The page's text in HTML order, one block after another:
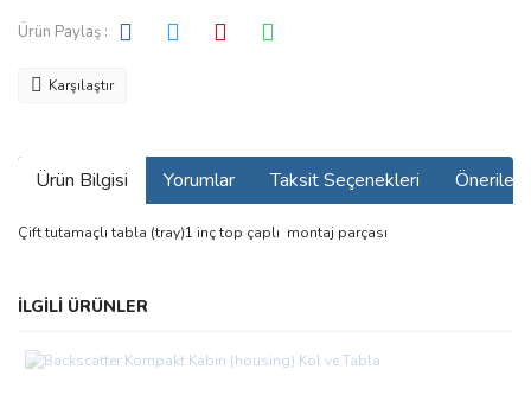
Ürün Paylaş :
Karşılaştır
Ürün Bilgisi Yorumlar Taksit Seçenekleri
Çift tutamaçlı tabla (tray)1 inç top çaplı montaj parçası
Bu ürünün fiyat bilgisi, resim, ürün açıklamalarında ve diğer
konularda yetersiz gördüğünüz noktaları öneri formunu kullanarak
Görüş ve önerileriniz için teşekkür ederiz.
İLGİLİ ÜRÜNLER